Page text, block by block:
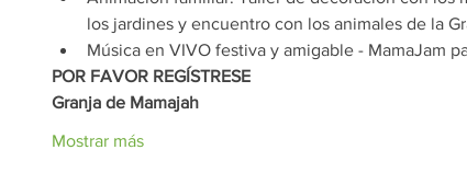
los jardines y encuentro con los animales de la
Música en VIVO festiva y amigable - MamaJam
POR FAVOR REGÍSTRESE
Granja de Mamajah
Mostrar más